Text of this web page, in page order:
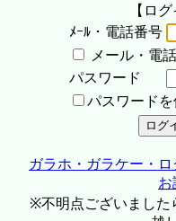
【ロ
ﾒｰﾙ・電話番号
メール・電
パスワード
パスワード
ガラホ・ガラケー・
お
※不明点ございました